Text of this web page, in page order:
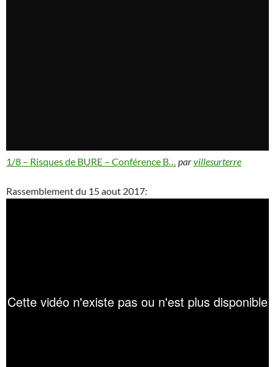
1/8 – Risques de BURE – Conférence B… parvillesurterre
Rassemblement du 15 aout 2017: